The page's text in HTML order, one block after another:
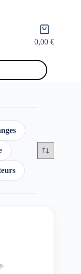
Panier
d’achat
0,00€